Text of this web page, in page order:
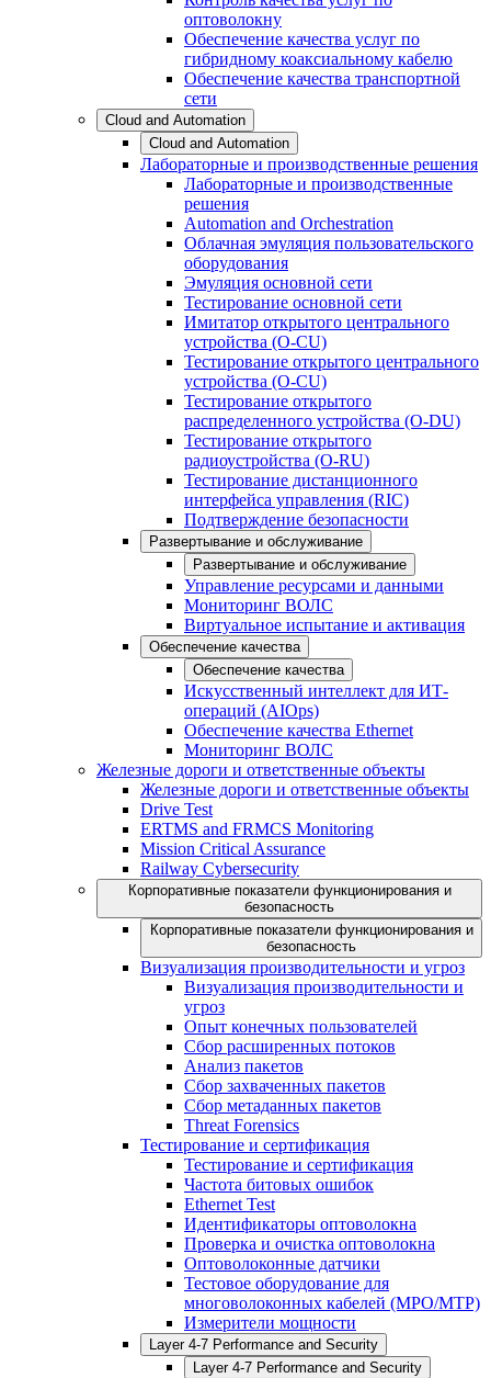
оптоволокну
Обеспечение качества услуг по
гибридному коаксиальному кабелю
Обеспечение качества транспортной
сети
Cloud and Automation
Cloud and Automation
Лабораторные и производственные решения
Лабораторные и производственные
решения
Automation and Orchestration
Облачная эмуляция пользовательского
оборудования
Эмуляция основной сети
Тестирование основной сети
Имитатор открытого центрального
устройства (O-CU)
Тестирование открытого центрального
устройства (O-CU)
Тестирование открытого
распределенного устройства (O-DU)
Тестирование открытого
радиоустройства (O-RU)
Тестирование дистанционного
интерфейса управления (RIC)
Подтверждение безопасности
Развертывание и обслуживание
Развертывание и обслуживание
Управление ресурсами и данными
Мониторинг ВОЛС
Виртуальное испытание и активация
Обеспечение качества
Обеспечение качества
Искусственный интеллект для ИТ-
операций (AIOps)
Обеспечение качества Ethernet
Мониторинг ВОЛС
Железные дороги и ответственные объекты
Железные дороги и ответственные объекты
Drive Test
ERTMS and FRMCS Monitoring
Mission Critical Assurance
Railway Cybersecurity
Корпоративные показатели функционирования и
безопасность
Корпоративные показатели функционирования и
безопасность
Визуализация производительности и угроз
Визуализация производительности и
угроз
Опыт конечных пользователей
Сбор расширенных потоков
Анализ пакетов
Сбор захваченных пакетов
Сбор метаданных пакетов
Threat Forensics
Тестирование и сертификация
Тестирование и сертификация
Частота битовых ошибок
Ethernet Test
Идентификаторы оптоволокна
Проверка и очистка оптоволокна
Оптоволоконные датчики
Тестовое оборудование для
многоволоконных кабелей (MPO/MTP)
Измерители мощности
Layer 4-7 Performance and Security
Layer 4-7 Performance and Security